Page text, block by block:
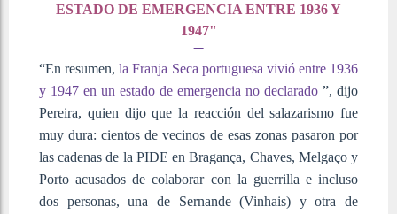
ESTADO DE EMERGENCIA ENTRE 1936 Y
1947"
“En resumen,la Franja Seca portuguesa vivió entre 1936
y 1947 en un estado de emergencia no declarado ”, dijo
Pereira, quien dijo que la reacción del salazarismo fue
muy dura: cientos de vecinos de esas zonas pasaron por
las cadenas de la PIDE en Bragança, Chaves, Melgaço y
Porto acusados ​​de colaborar con la guerrilla e incluso
dos personas, una de Sernande (Vinhais) y otra de